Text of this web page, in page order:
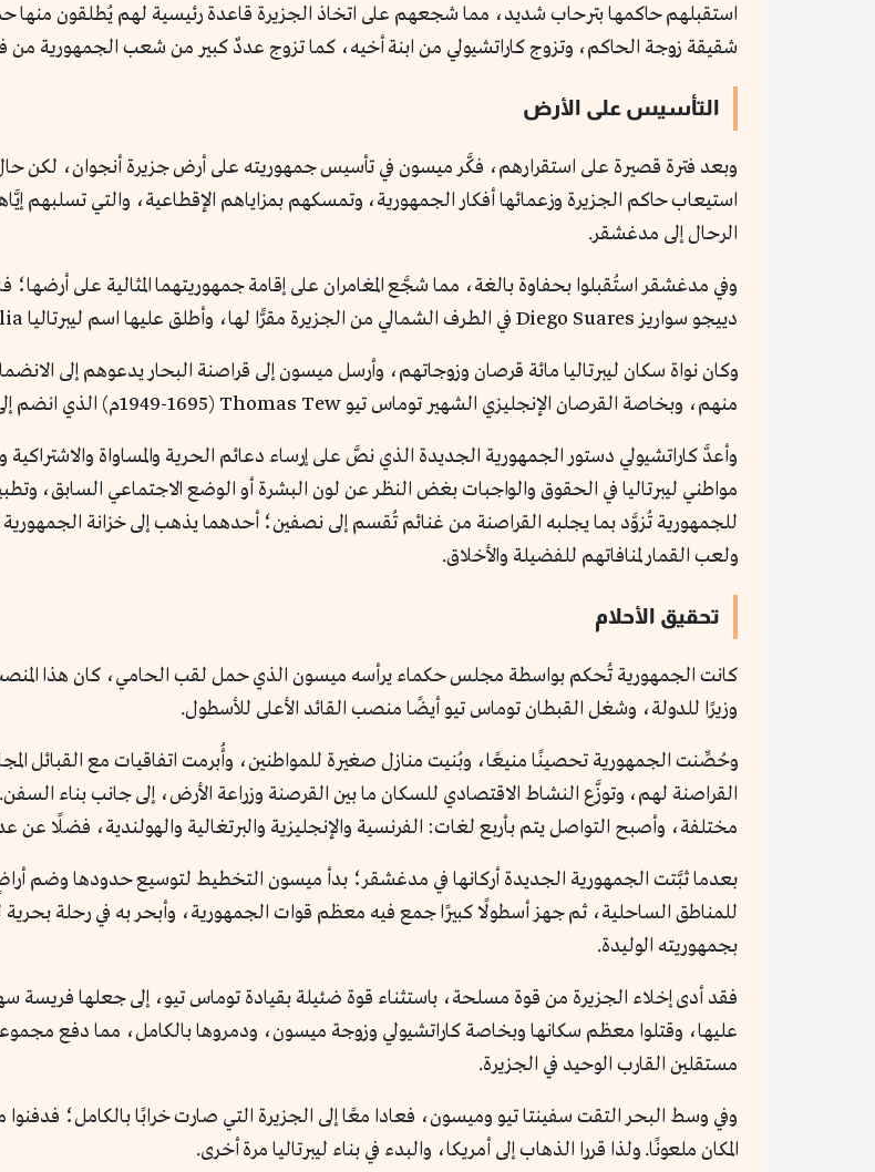
استقبلهم حاكمها بترحاب شديد، مما شجعهم على اتخاذ الجزيرة قاعدة رئيسية لهم يُطلقون
شقيقة زوجة الحاكم، وتزوج كاراتشيولي من ابنة أخيه، كما تزوج عددٌ كبير من شعب الجمهورية من
التأسيس على الأرض
وبعد فترة قصيرة على استقرارهم، فكَّر ميسون في تأسيس جمهوريته على أرض جزيرة أنجوان، لكن
استيعاب حاكم الجزيرة وزعمائها أفكار الجمهورية، وتمسكهم بمزاياهم الإقطاعية، والتي تسلبهم
الرحال إلى مدغشقر.
وفي مدغشقر استُقبلوا بحفاوة بالغة، مما شجَّع المغامران على إقامة جمهوريتهما المثالية على
دييجو سواريز Diego Suares في الطرف الشمالي من الجزيرة مقرًّا لها، وأطلق عليها اسم ليبرتاليا Libertalia وهي من الكلمة الإيطالية Liberta أي: الحرية.
وكان نواة سكان ليبرتاليا مائة قرصان وزوجاتهم، وأرسل ميسون إلى قراصنة البحار يدعوهم إلى
منهم، وبخاصة القرصان الإنجليزي الشهير توماس تيو Thomas Tew (1949-1695م) الذي انضم إلى الجمهورية الجديدة وتفانى في خدمتها.
وأعدَّ كاراتشيولي دستور الجمهورية الجديدة الذي نصَّ على إرساء دعائم الحرية والمساواة
مواطني ليبرتاليا في الحقوق والواجبات بغض النظر عن لون البشرة أو الوضع الاجتماعي السابق،
للجمهورية تُزوَّد بما يجلبه القراصنة من غنائم تُقسم إلى نصفين؛ أحدهما يذهب إلى خزانة
ولعب القمار لمنافاتهم للفضيلة والأخلاق.
تحقيق الأحلام
كانت الجمهورية تُحكم بواسطة مجلس حكماء يرأسه ميسون الذي حمل لقب الحامي، كان هذا المنصب
وزيرًا للدولة، وشغل القبطان توماس تيو أيضًا منصب القائد الأعلى للأسطول.
وحُصِّنت الجمهورية تحصينًا منيعًا، وبُنيت منازل صغيرة للمواطنين، وأُبرمت اتفاقيات مع القبائل
القراصنة لهم، وتوزَّع النشاط الاقتصادي للسكان ما بين القرصنة وزراعة الأرض، إلى جانب بناء
مختلفة، وأصبح التواصل يتم بأربع لغات: الفرنسية والإنجليزية والبرتغالية والهولندية، فضلًا عن
بعدما ثبَّتت الجمهورية الجديدة أركانها في مدغشقر؛ بدأ ميسون التخطيط لتوسيع حدودها وضم
للمناطق الساحلية، ثم جهز أسطولًا كبيرًا جمع فيه معظم قوات الجمهورية، وأبحر به في رحلة
بجمهوريته الوليدة.
فقد أدى إخلاء الجزيرة من قوة مسلحة، باستثناء قوة ضئيلة بقيادة توماس تيو، إلى جعلها فريسة
عليها، وقتلوا معظم سكانها وبخاصة كاراتشيولي وزوجة ميسون، ودمروها بالكامل، مما دفع
مستقلين القارب الوحيد في الجزيرة.
وفي وسط البحر التقت سفينتا تيو وميسون، فعادا معًا إلى الجزيرة التي صارت خرابًا بالكامل؛
المكان ملعونًا. ولذا قررا الذهاب إلى أمريكا، والبدء في بناء ليبرتاليا مرة أخرى.